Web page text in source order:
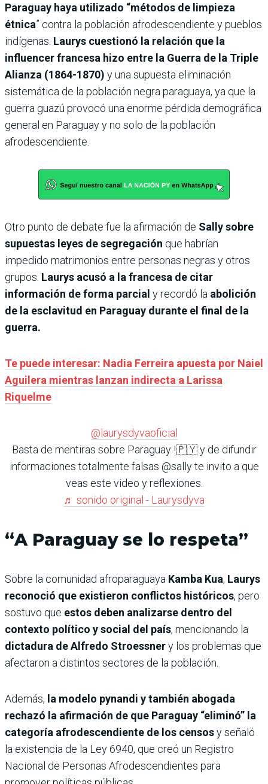
Paraguay haya utilizado “métodos de limpieza
étnica” contra la población afrodescendiente y pueblos
indígenas. Laurys cuestionó la relación que la
influencer francesa hizo entre la Guerra de la Triple
Alianza (1864-1870) y una supuesta eliminación
sistemática de la población negra paraguaya, ya que la
guerra guazú provocó una enorme pérdida demográfica
general en Paraguay y no solo de la población
afrodescendiente.
Otro punto de debate fue la afirmación de Sally sobre
supuestas leyes de segregación que habrían
impedido matrimonios entre personas negras y otros
grupos. Laurys acusó a la francesa de citar
información de forma parcial y recordó la abolición
de la esclavitud en Paraguay durante el final de la
guerra.
Te puede interesar: Nadia Ferreira apuesta por Naiel
Aguilera mientras lanzan indirecta a Larissa
Riquelme
@laurysdyvaoficial
Basta de mentiras sobre Paraguay !🇵🇾 y de difundir
informaciones totalmente falsas @sally te invito a que
veas este video y reflexiones.
♬ sonido original - Laurysdyva
“A Paraguay se lo respeta”
Sobre la comunidad afroparaguaya Kamba Kua, Laurys
reconoció que existieron conflictos históricos, pero
sostuvo que estos deben analizarse dentro del
contexto político y social del país, mencionando la
dictadura de Alfredo Stroessnery los problemas que
afectaron a distintos sectores de la población.
Además, la modelo pynandi y también abogada
rechazó la afirmación de que Paraguay “eliminó” la
categoría afrodescendiente de los censosy señaló
la existencia de la Ley 6940, que creó un Registro
Nacional de Personas Afrodescendientes para